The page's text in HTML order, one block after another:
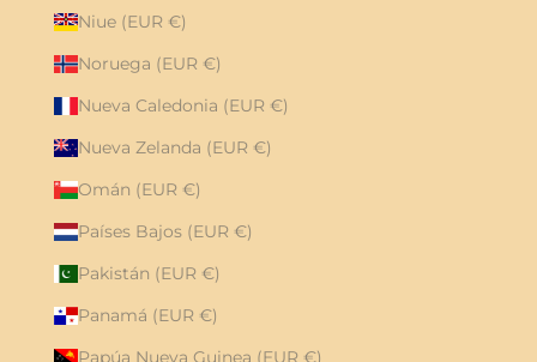
Niue (EUR €)
Noruega (EUR €)
Nueva Caledonia (EUR €)
Nueva Zelanda (EUR €)
Omán (EUR €)
Países Bajos (EUR €)
Pakistán (EUR €)
Panamá (EUR €)
Papúa Nueva Guinea (EUR €)